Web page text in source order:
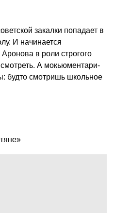
закалки попадает в
И начинается
в роли строгого
А мокьюментари-
будто смотришь школьное